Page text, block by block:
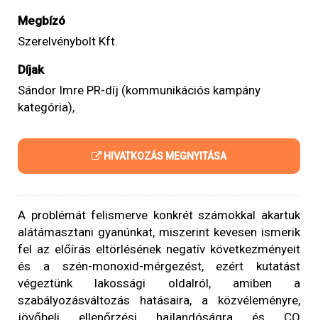
Megbízó
Szerelvénybolt Kft.
Díjak
Sándor Imre PR-díj (kommunikációs kampány
kategória),
HIVATKOZÁS MEGNYITÁSA
A problémát felismerve konkrét számokkal akartuk
alátámasztani gyanúnkat, miszerint kevesen ismerik
fel az előírás eltörlésének negatív következményeit
és a szén-monoxid-mérgezést, ezért kutatást
végeztünk lakossági oldalról, amiben a
szabályozásváltozás hatásaira, a közvéleményre,
jövőbeli ellenőrzési hajlandóságra és CO